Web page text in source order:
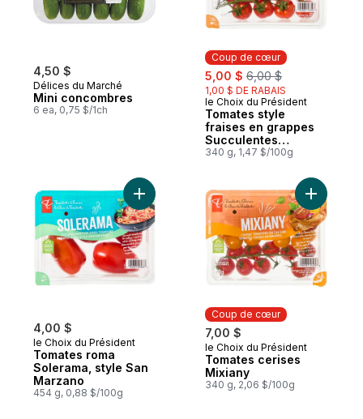
4,50 $
Délices du Marché
Mini concombres
6 ea, 0,75 $/1ch
Coup de cœur
sale:
5,00 $ , formerly:
6,00 $
1,00 $ DE RABAIS
Coup de cœur
le Choix du Président
Tomates style
fraises en grappes
Succulentes
beautés
340 g, 1,47 $/100g
4,00 $
le Choix du Président
Tomates roma
Solerama, style San
Marzano
454 g, 0,88 $/100g
Ajouter Tomates roma Solerama, style
Coup de cœur
7,00 $
Coup de cœur
le Choix du Président
Tomates cerises
Mixiany
340 g, 2,06 $/100g